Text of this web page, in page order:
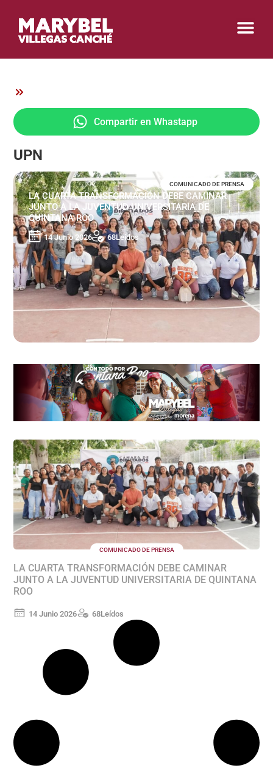
Compartir en Whastapp
UPN
COMUNICADO DE PRENSA
LA CUARTA TRANSFORMACIÓN DEBE CAMINAR
JUNTO A LA JUVENTUD UNIVERSITARIA DE
QUINTANA ROO
14 Junio 2026 68Leídos
COMUNICADO DE PRENSA
LA CUARTA TRANSFORMACIÓN DEBE CAMINAR
JUNTO A LA JUVENTUD UNIVERSITARIA DE QUINTANA
ROO
14 Junio 2026 68Leídos